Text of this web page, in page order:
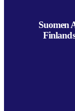
Suomen